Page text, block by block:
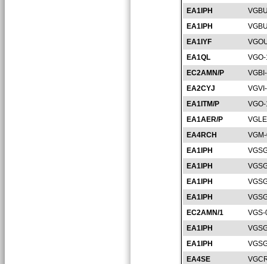
EA1IPH
EA1IPH
EA1IYF
EA1QL
EC2AMN/P
EA2CYJ
EA1ITM/P
EA1AER/P
EA4RCH
EA1IPH
EA1IPH
EA1IPH
EA1IPH
EC2AMN/1
EA1IPH
EA1IPH
EA4SE